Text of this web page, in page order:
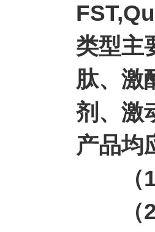
类型主
肽、激
剂、激
产品均